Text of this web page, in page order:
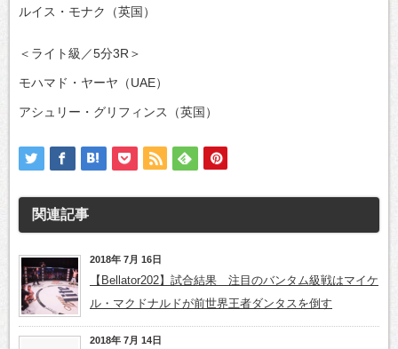
ルイス・モナク（英国）
＜ライト級／5分3R＞
モハマド・ヤーヤ（UAE）
アシュリー・グリフィンス（英国）
関連記事
2018年 7月 16日
【Bellator202】試合結果 注目のバンタム級戦はマイケ
ル・マクドナルドが前世界王者ダンタスを倒す
2018年 7月 14日